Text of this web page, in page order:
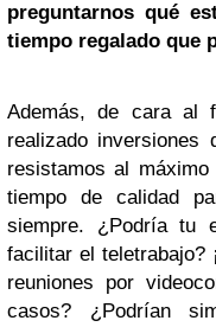
preguntarnos qué
tiempo regalado que
Además, de cara al
realizado
resistamos al
tiempo de calidad
siempre. ¿Podría tu
facilitar el teletrabajo?
reuniones por
casos? ¿Podrían